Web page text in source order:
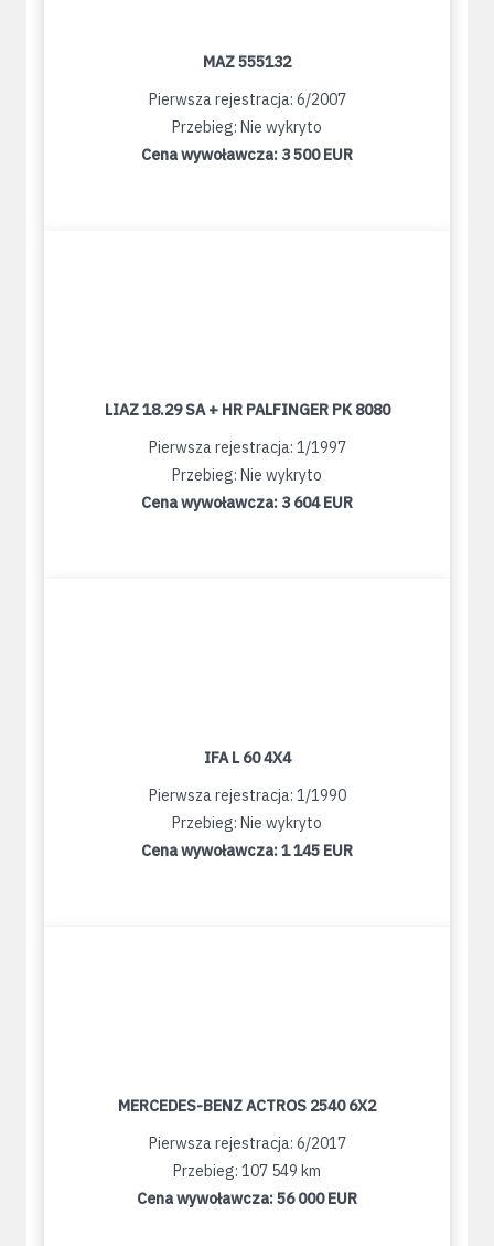
MAZ 555132
Pierwsza rejestracja: 6/2007
Przebieg: Nie wykryto
Cena wywoławcza: 3 500 EUR
LIAZ 18.29 SA + HR PALFINGER PK 8080
Pierwsza rejestracja: 1/1997
Przebieg: Nie wykryto
Cena wywoławcza: 3 604 EUR
IFA L 60 4X4
Pierwsza rejestracja: 1/1990
Przebieg: Nie wykryto
Cena wywoławcza:1 145 EUR
MERCEDES-BENZ ACTROS 2540 6X2
Pierwsza rejestracja: 6/2017
Przebieg: 107 549 km
Cena wywoławcza:56 000 EUR